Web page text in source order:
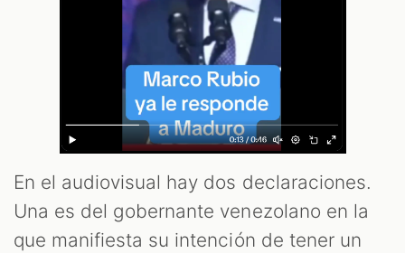
En el audiovisual hay dos declaraciones.
Una es del gobernante venezolano en la
que manifiesta su intención de tener un